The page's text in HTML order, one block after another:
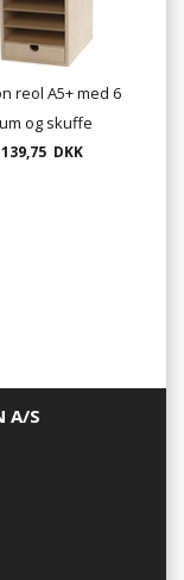
reol A5+ med 6
og skuffe
139,75 DKK
A/S